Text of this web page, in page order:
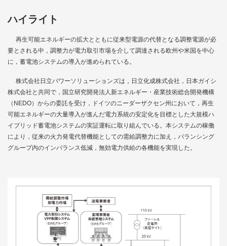
ハイライト
再生可能エネルギーの拡大とともに従来型電源の代替となる調整電源が必
要とされる中，調整力が電力取引市場を介して調達される欧州や米国を中心
に，蓄電池システムの導入が進められている。
株式会社日立パワーソリューションズは，日立化成株式会社，日本ガイシ
株式会社と共同で，国立研究開発法人新エネルギー・産業技術総合開発機構
（NEDO）からの委託を受け，ドイツのニーダーザクセン州において，再生
可能エネルギーの大量導入が進んだ電力系統の安定化を目標とした大規模ハ
イブリッド蓄電池システムの実証運転に取り組んでいる。本システムの稼働
により，従来の火力発電代替機能としての需給調整力に加え，バランシング
グループ内のインバランス低減，無効電力供給の各機能を実現した。